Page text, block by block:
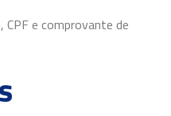
CPF e comprovante de